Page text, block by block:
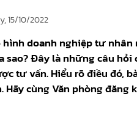
15/10/2022
doanh nghiệp tư
sao? Đây là những câu
tư vấn. Hiểu rõ điều đó,
cùng Văn phòng đăng